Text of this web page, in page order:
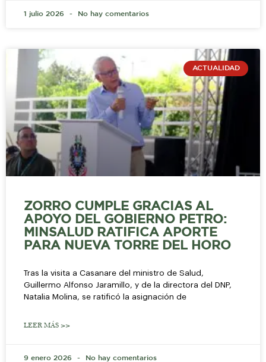
1 julio 2026 No hay comentarios
ACTUALIDAD
ZORRO CUMPLE GRACIAS AL
APOYO DEL GOBIERNO PETRO:
MINSALUD RATIFICA APORTE
PARA NUEVA TORRE DEL HORO
Tras la visita a Casanare del ministro de Salud,
Guillermo Alfonso Jaramillo, y de la directora del DNP,
Natalia Molina, se ratificó la asignación de
LEER MÁS >>
9 enero 2026 No hay comentarios